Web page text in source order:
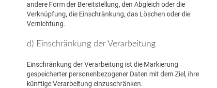
andere Form der Bereitstellung, den Abgleich oder die
Verknüpfung, die Einschränkung, das Löschen oder die
Vernichtung.
d) Einschränkung der Verarbeitung
Einschränkung der Verarbeitung ist die Markierung
gespeicherter personenbezogener Daten mit dem Ziel, ihre
künftige Verarbeitung einzuschränken.